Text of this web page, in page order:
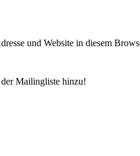
und Website in diesem
Mailingliste hinzu!